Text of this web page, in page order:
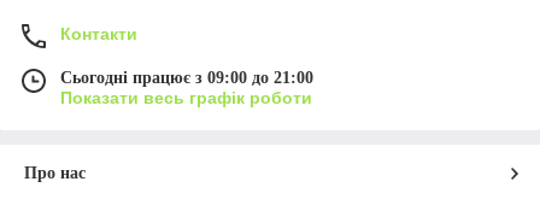
Контакти
Сьогодні працює з 09:00 до 21:00
Показати весь графік роботи
Про нас